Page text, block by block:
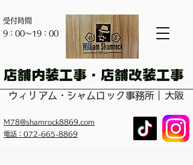
受付時間
​9：00～19：00
​店舗内装工事・店舗改装工事
ウィリアム・シャムロック事務所｜大阪
M78@shamrock8869.com
電話：072-665-8869